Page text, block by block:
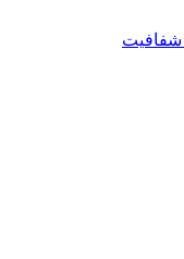
شفافیت